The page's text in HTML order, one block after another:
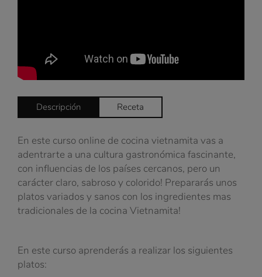
Descripción Receta
En este curso online de cocina vietnamita vas a
adentrarte a una cultura gastronómica fascinante,
con influencias de los países cercanos, pero un
carácter claro, sabroso y colorido! Prepararás unos
platos variados y sanos con los ingredientes mas
tradicionales de la cocina Vietnamita!
En este curso aprenderás a realizar los siguientes
platos: